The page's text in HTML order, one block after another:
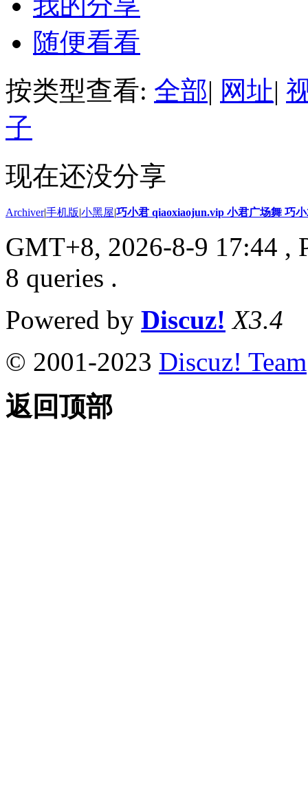
随便看看
按类型查看: 全部| 网址|
子
现在还没分享
Archiver|手机版|小黑屋|巧小君 qiaoxiaojun.vip 小君广场舞 巧
GMT+8, 2026-8-9 17:44 ,
8 queries .
Powered by Discuz! X3.4
© 2001-2023 Discuz! Team
返回顶部